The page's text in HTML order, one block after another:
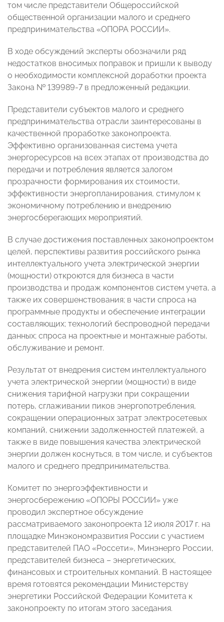
том числе представители Общероссийской
общественной организации малого и среднего
предпринимательства «ОПОРА РОССИИ».
В ходе обсуждений эксперты обозначили ряд
недостатков вносимых поправок и пришли к выводу
о необходимости комплексной доработки проекта
Закона № 139989-7 в предложенный редакции.
Представители субъектов малого и среднего
предпринимательства отрасли заинтересованы в
качественной проработке законопроекта.
Эффективно организованная система учета
энергоресурсов на всех этапах от производства до
передачи и потребления является залогом
прозрачности формирования их стоимости,
эффективности энергопланирования, стимулом к
экономичному потреблению и внедрению
энергосберегающих мероприятий.
В случае достижения поставленных законопроектом
целей, перспективы развития российского рынка
интеллектуального учета электрической энергии
(мощности) откроются для бизнеса в части
производства и продаж компонентов систем учета, а
также их совершенствования; в части спроса на
программные продукты и обеспечение интеграции
составляющих; технологий беспроводной передачи
данных; спроса на проектные и монтажные работы,
обслуживание и ремонт.
Результат от внедрения систем интеллектуального
учета электрической энергии (мощности) в виде
снижения тарифной нагрузки при сокращении
потерь, сглаживании пиков энергопотребления,
сокращении операционных затрат электросетевых
компаний, снижении задолженностей платежей, а
также в виде повышения качества электрической
энергии должен коснуться, в том числе, и субъектов
малого и среднего предпринимательства.
Комитет по энергоэффективности и
энергосбережению «ОПОРЫ РОССИИ» уже
проводил экспертное обсуждение
рассматриваемого законопроекта 12 июля 2017 г. на
площадке Минэкономразвития России с участием
представителей ПАО «Россети», Минэнерго России,
представителей бизнеса – энергетических,
финансовых и строительных компаний. В настоящее
время готовятся рекомендации Министерству
энергетики Российской Федерации Комитета к
законопроекту по итогам этого заседания.